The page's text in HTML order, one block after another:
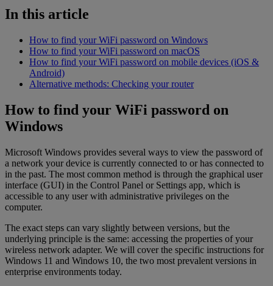
In this article
How to find your WiFi password on Windows
How to find your WiFi password on macOS
How to find your WiFi password on mobile devices (iOS &
Android)
Alternative methods: Checking your router
How to find your WiFi password on
Windows
Microsoft Windows provides several ways to view the password of
a network your device is currently connected to or has connected to
in the past. The most common method is through the graphical user
interface (GUI) in the Control Panel or Settings app, which is
accessible to any user with administrative privileges on the
computer.
The exact steps can vary slightly between versions, but the
underlying principle is the same: accessing the properties of your
wireless network adapter. We will cover the specific instructions for
Windows 11 and Windows 10, the two most prevalent versions in
enterprise environments today.